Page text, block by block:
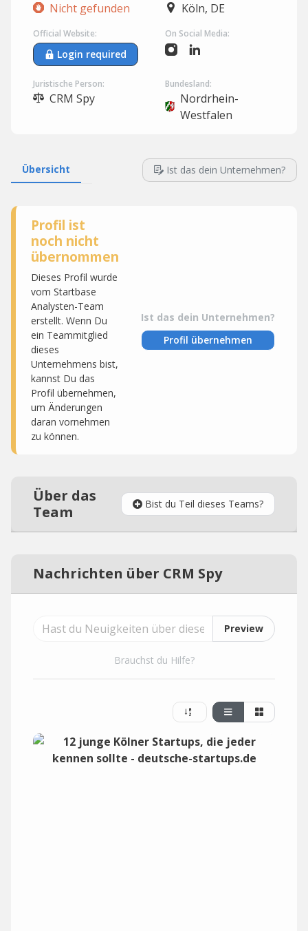
Nicht gefunden Köln, DE
Official Website:
Login required
On Social Media:
Juristische Person:
CRM Spy
Bundesland:
Nordrhein-
Westfalen
Übersicht Ist das dein Unternehmen?
Profil ist
noch nicht
übernommen
Dieses Profil wurde
vom Startbase
Analysten-Team
erstellt. Wenn Du
ein Teammitglied
dieses
Unternehmens bist,
kannst Du das
Profil übernehmen,
um Änderungen
daran vornehmen
zu können.
Ist das dein Unternehmen?
Profil übernehmen
Über das
Team
Bist du Teil dieses Teams?
Nachrichten über CRM Spy
Preview
Brauchst du Hilfe?